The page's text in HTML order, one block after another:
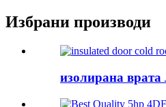
Избрани производи
изолирана врата